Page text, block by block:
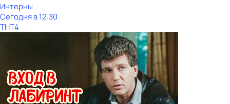
Интерны
Сегодня в 12:30
ТНТ4